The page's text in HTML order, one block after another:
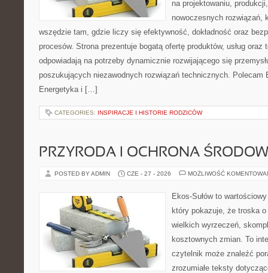
na projektowaniu,
nowoczesnych rozwiązań,
wszędzie tam, gdzie liczy się efektywność, dokładność oraz
procesów. Strona prezentuje bogatą ofertę produktów, usług oraz
odpowiadają na potrzeby dynamicznie rozwijającego się
poszukujących niezawodnych rozwiązań technicznych. Polecam
Energetyka i […]
CATEGORIES: INSPIRACJE I HISTORIE RODZICÓW
PRZYRODA I OCHRONA
POSTED BY ADMIN CZE - 27 - 2026 MOŻLIWOŚĆ
Ekos-Sułów to
który pokazuje, że troska
wielkich wyrzeczeń,
kosztownych zmian. To
czytelnik może znaleźć
zrozumiałe teksty